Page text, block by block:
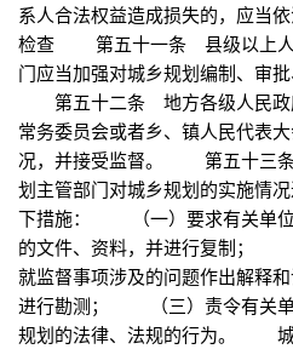
系人合法权益造成损失的，应当
检查 第五十一条 县级以上人
门应当加强对城乡规划编制、审
第五十二条 地方各级人民政
常务委员会或者乡、镇人民代表
况，并接受监督。 第五十三
划主管部门对城乡规划的实施情
下措施： （一）要求有关单位
的文件、资料，并进行复制；
就监督事项涉及的问题作出解释
进行勘测； （三）责令有关单
规划的法律、法规的行为。 城